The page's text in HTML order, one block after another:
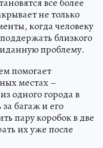
не только
когда человеку
близкого
проблему.
помогает
местах –
одного города в
багаж и его
пару коробок в две
их уже после